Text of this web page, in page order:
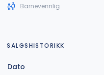
Barnevennlig
SALGSHISTORIKK
Dato